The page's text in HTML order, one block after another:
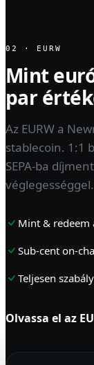
02 · EURW
Mint
par
Az EURW a
stablecoin. 1:1
SEPA-ba
véglegességgel.
Mint & redeem
Sub-cent on-
Teljesen
Olvassa el az